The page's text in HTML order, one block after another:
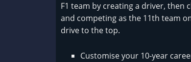
F1 team by creating a driver, then
and competing as the 11th team
drive to the top.
Customise your 10-year